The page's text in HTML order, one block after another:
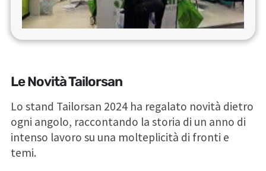
Le Novità Tailorsan
Lo stand Tailorsan 2024 ha regalato novità dietro
ogni angolo, raccontando la storia di un anno di
intenso lavoro su una molteplicità di fronti e
temi.